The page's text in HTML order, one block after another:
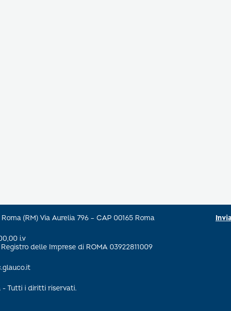
(RM) Via Aurelia 796 – CAP 00165 Roma
i.v
delle Imprese di ROMA 03922811009
- Tutti i diritti riservati.